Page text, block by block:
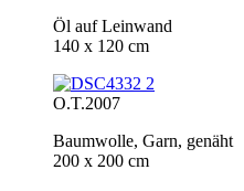
Öl auf Leinwand
140 x 120 cm
O.T.2007
Baumwolle, Garn, genäht
200 x 200 cm